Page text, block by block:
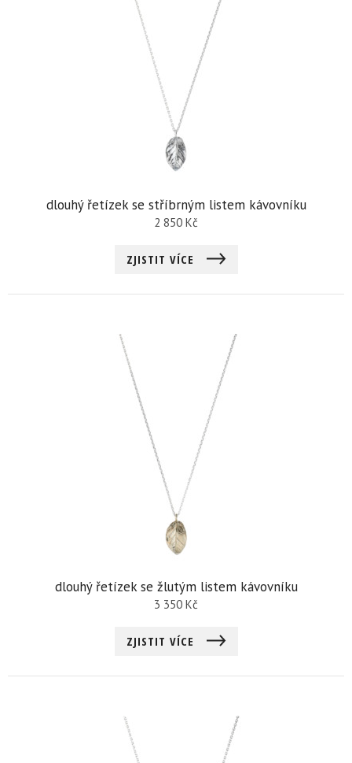
dlouhý řetízek se stříbrným listem kávovníku
2 850 Kč
ZJISTIT VÍCE
dlouhý řetízek se žlutým listem kávovníku
3 350 Kč
ZJISTIT VÍCE